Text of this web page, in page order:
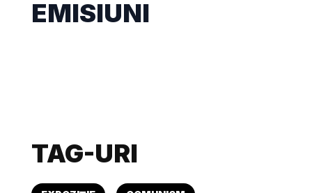
EMISIUNI
TAG-URI